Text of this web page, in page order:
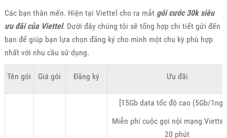
Các bạn thân mến. Hiện tại Viettel cho ra mắt gói cước 30k siêu
ưu đãi của Viettel. Dưới đây chúng tôi sẽ tổng hợp chi tiết gửi đến
bạn để giúp bạn lựa chọn đăng ký cho mình một chu kỳ phù hợp
nhất với nhu cầu sử dụng.
Tên gói Giá gói Đăng ký Ưu đãi
[15Gb data tốc độ cao (5Gb/
Miễn phí cuộc gọi nội mạng
20 phút